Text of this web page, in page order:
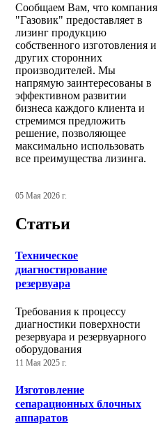
Сообщаем Вам, что компания
"Газовик" предоставляет в
лизинг продукцию
собственного изготовления и
других сторонних
производителей. Мы
напрямую заинтересованы в
эффективном развитии
бизнеса каждого клиента и
стремимся предложить
решение, позволяющее
максимально использовать
все преимущества лизинга.
05 Мая 2026 г.
Статьи
Техническое
диагностирование
резервуара
Требования к процессу
диагностики поверхности
резервуара и резервуарного
оборудования
11 Мая 2025 г.
Изготовление
сепарационных блочных
аппаратов